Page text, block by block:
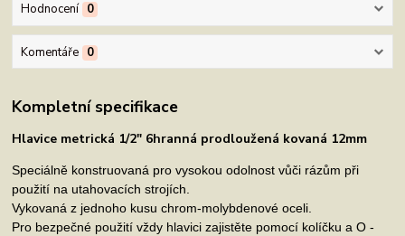
Hodnocení 0
Komentáře 0
Kompletní specifikace
Hlavice metrická 1/2" 6hranná prodloužená kovaná 12mm
Speciálně konstruovaná pro vysokou odolnost vůči rázům při
použití na utahovacích strojích.
Vykovaná z jednoho kusu chrom-molybdenové oceli.
Pro bezpečné použití vždy hlavici zajistěte pomocí kolíčku a O -